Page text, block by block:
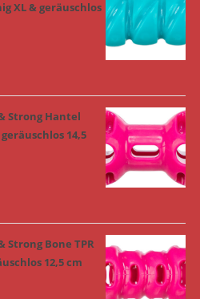
XL & geräuschlos
Strong Hantel
14,5
Strong Bone TPR
12,5 cm